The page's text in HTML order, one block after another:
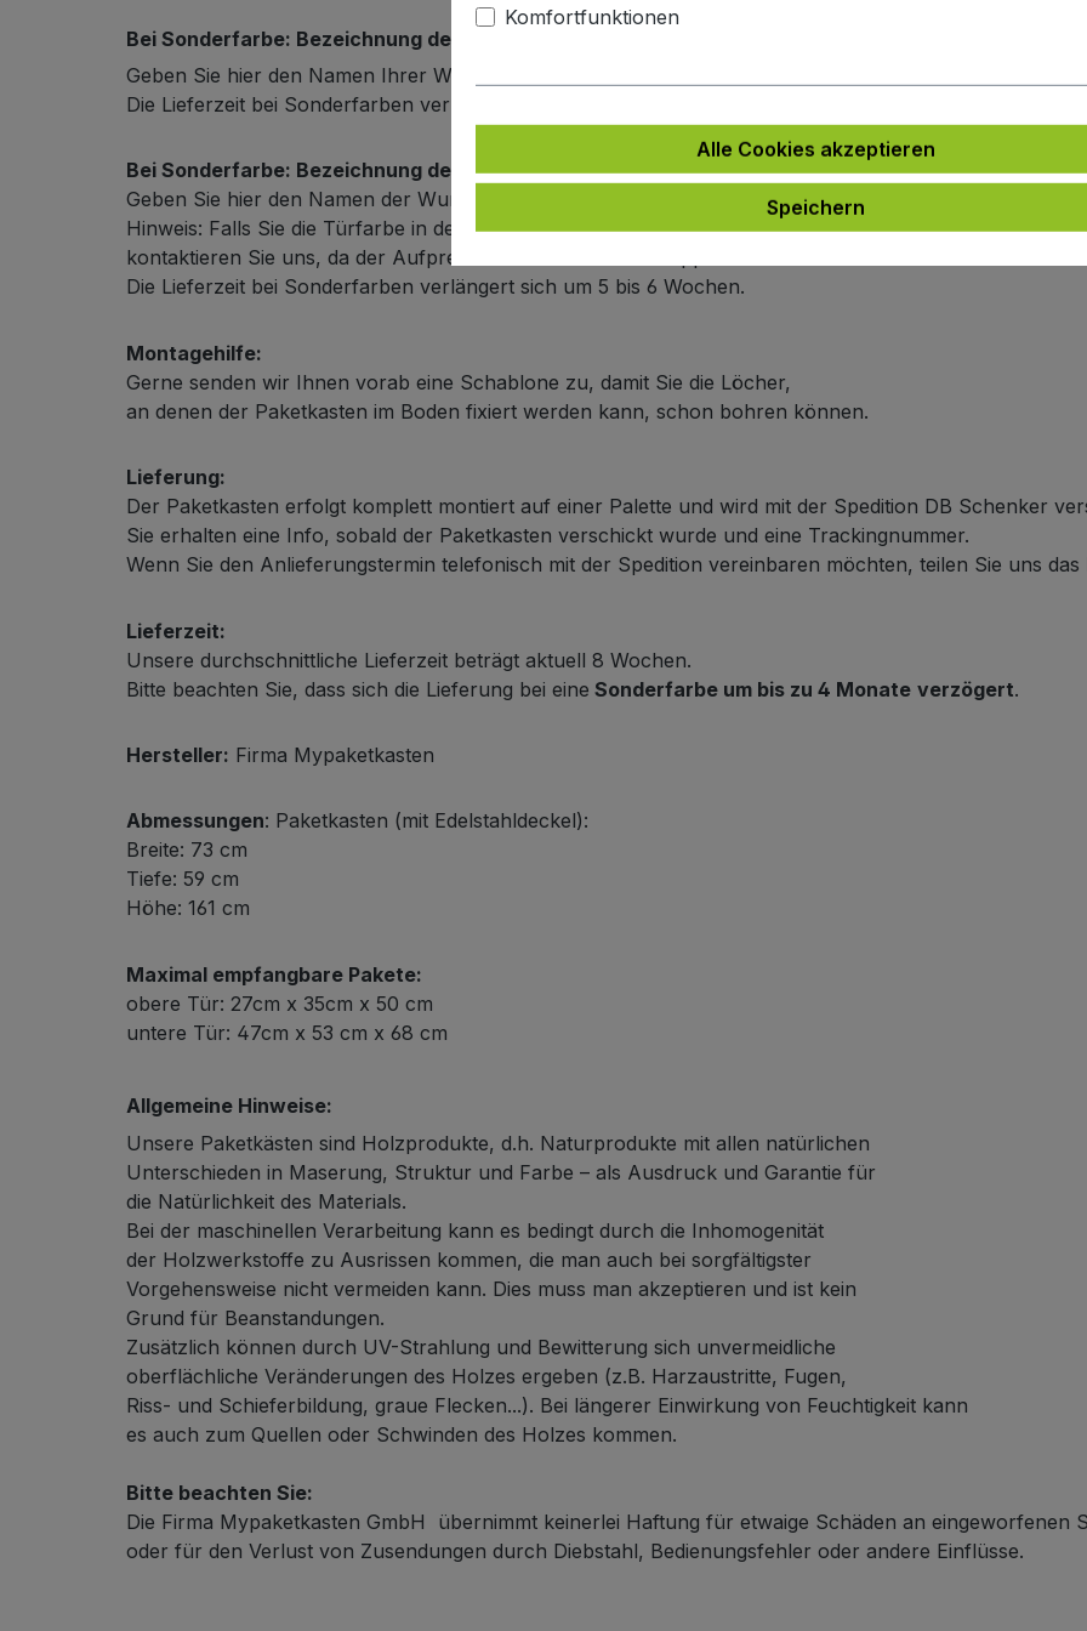
Bei Sonderfarbe: Bezeichnung der Türfarbe
Geben Sie hier den Namen Ihrer Wunschfarbe an.
Die Lieferzeit bei Sonderfarben verlängert sich um 5 bis 6 Wochen.
Bei Sonderfarbe: Bezeichnung der Außenfarbe
Geben Sie hier den Namen der Wunschfarbe an.
Hinweis: Falls Sie die Türfarbe in der selben Farbe wie die Frontplattenfarbe haben möchten,
kontaktieren Sie uns, da der Aufpreis in dieser Linie nicht doppelt berechnet wird.
Die Lieferzeit bei Sonderfarben verlängert sich um 5 bis 6 Wochen.
Montagehilfe:
Gerne senden wir Ihnen vorab eine Schablone zu, damit Sie die Löcher,
an denen der Paketkasten im Boden fixiert werden kann, schon bohren können.
Lieferung:
Der Paketkasten erfolgt komplett montiert auf einer Palette und wird mit der Spedition DB Schenker
Sie erhalten eine Info, sobald der Paketkasten verschickt wurde und eine Trackingnummer.
Wenn Sie den Anlieferungstermin telefonisch mit der Spedition vereinbaren möchten, teilen Sie uns das
Lieferzeit:
Unsere durchschnittliche Lieferzeit beträgt aktuell 8 Wochen.
Bitte beachten Sie, dass sich die Lieferung bei eine Sonderfarbe um bis zu 4 Monate verzögert.
Hersteller: Firma Mypaketkasten
Abmessungen: Paketkasten (mit Edelstahldeckel):
Breite: 73 cm
Tiefe: 59 cm
Höhe: 161 cm
Maximal empfangbare Pakete:
obere Tür: 27cm x 35cm x 50 cm
untere Tür: 47cm x 53 cm x 68 cm
Allgemeine Hinweise:
Unsere Paketkästen sind Holzprodukte, d.h. Naturprodukte mit allen natürlichen
Unterschieden in Maserung, Struktur und Farbe – als Ausdruck und Garantie für
die Natürlichkeit des Materials.
Bei der maschinellen Verarbeitung kann es bedingt durch die Inhomogenität
der Holzwerkstoffe zu Ausrissen kommen, die man auch bei sorgfältigster
Vorgehensweise nicht vermeiden kann. Dies muss man akzeptieren und ist kein
Grund für Beanstandungen.
Zusätzlich können durch UV-Strahlung und Bewitterung sich unvermeidliche
oberflächliche Veränderungen des Holzes ergeben (z.B. Harzaustritte, Fugen,
Riss- und Schieferbildung, graue Flecken...). Bei längerer Einwirkung von Feuchtigkeit kann
es auch zum Quellen oder Schwinden des Holzes kommen.
Bitte beachten Sie:
Die Firma Mypaketkasten GmbH übernimmt keinerlei Haftung für etwaige Schäden an eingeworfenen
oder für den Verlust von Zusendungen durch Diebstahl, Bedienungsfehler oder andere Einflüsse.
Komfortfunktionen
Alle Cookies akzeptieren
Speichern